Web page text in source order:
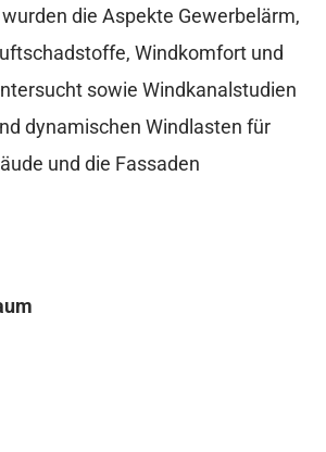
die Aspekte Gewerbelärm,
Windkomfort und
sowie Windkanalstudien
dynamischen Windlasten für
und die Fassaden